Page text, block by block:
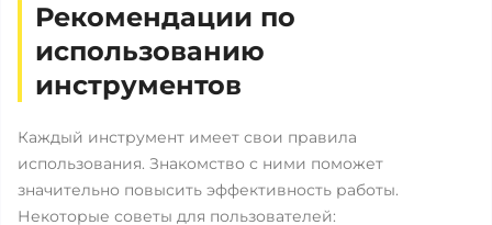
Рекомендации по
использованию
инструментов
Каждый инструмент имеет свои правила
использования. Знакомство с ними поможет
значительно повысить эффективность работы.
Некоторые советы для пользователей: